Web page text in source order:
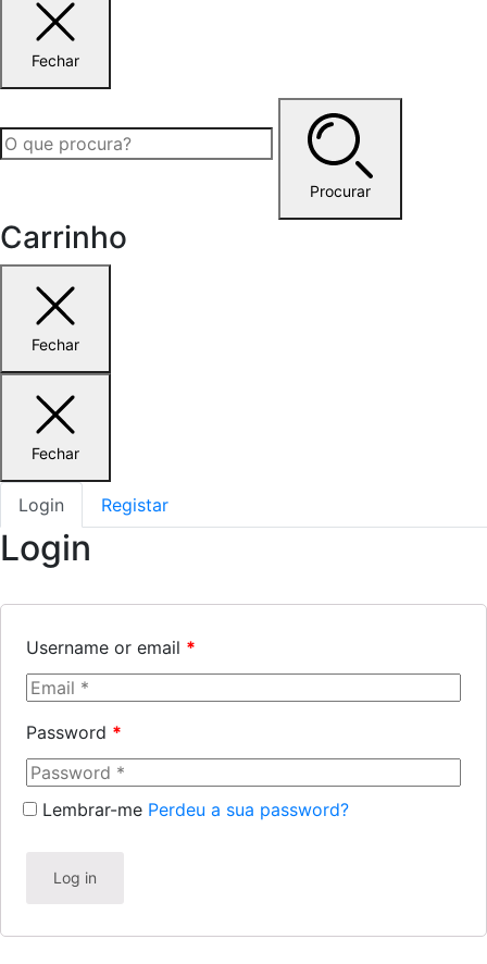
Fechar
Procurar
Carrinho
Fechar
Fechar
Login Registar
Login
Username or email *
Password *
Lembrar-me Perdeu a sua password?
Log in